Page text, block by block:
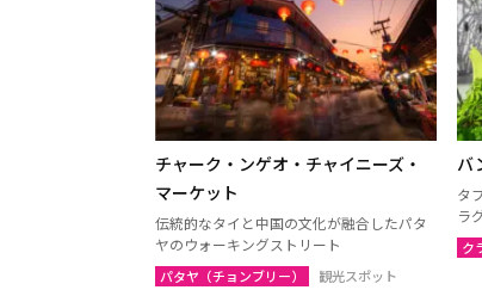
バンコク
ナコーンパトム
チャアム（ペッチャブリー）
ロッブリー
ペッチャブリー
サムットサーコーン
スパンブリー
チャーク・ンゲオ・チャイニーズ・
マーケット
伝統的なタイと中国の文化が融合したパタ
ヤのウォーキングストリート
パタヤ（チョンブリー） 観光スポット
バ
タ
ラ
ク